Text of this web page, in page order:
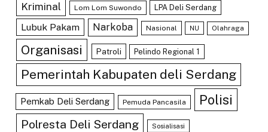
Kriminal Lom Lom Suwondo LPA Deli Serdang
Lubuk Pakam Narkoba Nasional NU Olahraga
Organisasi Patroli Pelindo Regional 1
Pemerintah Kabupaten deli Serdang
Pemkab Deli Serdang Pemuda Pancasila Polisi
Polresta Deli Serdang Sosialisasi